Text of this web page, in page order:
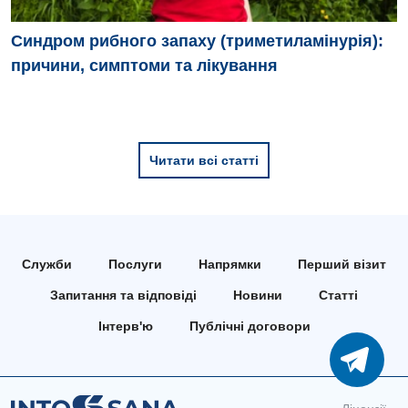
Педіатричне відділення
Проктологія
Травматологічне відділення
Травматологія і ортопедія
Урологія
Синдром рибного запаху (триметиламінурія):
причини, симптоми та лікування
Читати всі статті
Служби Послуги Напрямки Перший візит
Запитання та відповіді Новини Статті
Інтерв'ю Публічні договори